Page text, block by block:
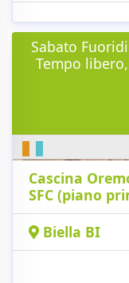
Sabato
Tempo
Cascina
SFC (piano
Biella BI